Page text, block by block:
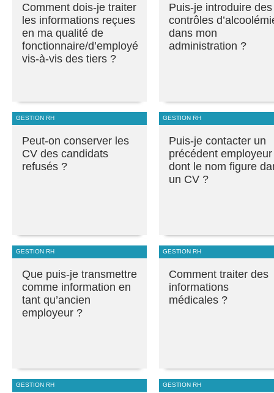
Comment dois-je traiter
les informations reçues
en ma qualité de
fonctionnaire/d’employé
vis-à-vis des tiers ?
Puis-je introduire des
contrôles
dans mon
administration ?
GESTION RH
Peut-on conserver les
CV des candidats
refusés ?
GESTION RH
Puis-je contacter un
précédent employeur
dont le nom figure
un CV ?
GESTION RH
Que puis-je transmettre
comme information en
tant qu’ancien
employeur ?
GESTION RH
Comment traiter des
informations
médicales ?
GESTION RH GESTION RH